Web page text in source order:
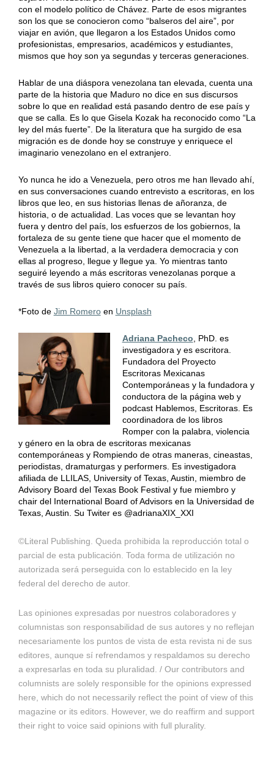
con el modelo político de Chávez. Parte de esos migrantes
son los que se conocieron como “balseros del aire”, por
viajar en avión, que llegaron a los Estados Unidos como
profesionistas, empresarios, académicos y estudiantes,
mismos que hoy son ya segundas y terceras generaciones.
Hablar de una diáspora venezolana tan elevada, cuenta una
parte de la historia que Maduro no dice en sus discursos
sobre lo que en realidad está pasando dentro de ese país y
que se calla. Es lo que Gisela Kozak ha reconocido como “La
ley del más fuerte”. De la literatura que ha surgido de esa
migración es de donde hoy se construye y enriquece el
imaginario venezolano en el extranjero.
Yo nunca he ido a Venezuela, pero otros me han llevado ahí,
en sus conversaciones cuando entrevisto a escritoras, en los
libros que leo, en sus historias llenas de añoranza, de
historia, o de actualidad. Las voces que se levantan hoy
fuera y dentro del país, los esfuerzos de los gobiernos, la
fortaleza de su gente tiene que hacer que el momento de
Venezuela a la libertad, a la verdadera democracia y con
ellas al progreso, llegue y llegue ya. Yo mientras tanto
seguiré leyendo a más escritoras venezolanas porque a
través de sus libros quiero conocer su país.
*Foto de Jim Romeroen Unsplash
Adriana Pacheco , PhD. es
investigadora y es escritora.
Fundadora del Proyecto
Escritoras Mexicanas
Contemporáneas y la fundadora y
conductora de la página web y
podcast Hablemos, Escritoras. Es
coordinadora de los libros
Romper con la palabra, violencia
y género en la obra de escritoras mexicanas
contemporáneas y Rompiendo de otras maneras, cineastas,
periodistas, dramaturgas y performers. Es investigadora
afiliada de LLILAS, University of Texas, Austin, miembro de
Advisory Board del Texas Book Festival y fue miembro y
chair del International Board of Advisors en la Universidad de
Texas, Austin. Su Twiter es @adrianaXIX_XXI
©Literal Publishing. Queda prohibida la reproducción total o
parcial de esta publicación. Toda forma de utilización no
autorizada será perseguida con lo establecido en la ley
federal del derecho de autor.
Las opiniones expresadas por nuestros colaboradores y
columnistas son responsabilidad de sus autores y no reflejan
necesariamente los puntos de vista de esta revista ni de sus
editores, aunque sí refrendamos y respaldamos su derecho
a expresarlas en toda su pluralidad. / Our contributors and
columnists are solely responsible for the opinions expressed
here, which do not necessarily reflect the point of view of this
magazine or its editors. However, we do reaffirm and support
their right to voice said opinions with full plurality.